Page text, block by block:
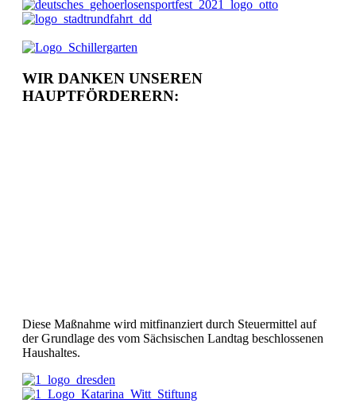
WIR DANKEN UNSEREN
HAUPTFÖRDERERN:
Diese Maßnahme wird mitfinanziert durch Steuermittel auf
der Grundlage des vom Sächsischen Landtag beschlossenen
Haushaltes.